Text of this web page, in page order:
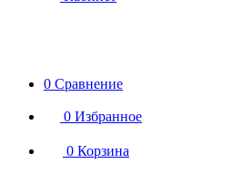
0 Сравнение
0 Избранное
0 Корзина